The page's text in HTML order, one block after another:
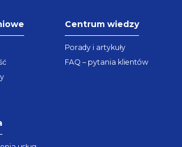
Centrum wiedzy
Porady i artykuły
FAQ – pytania klientów